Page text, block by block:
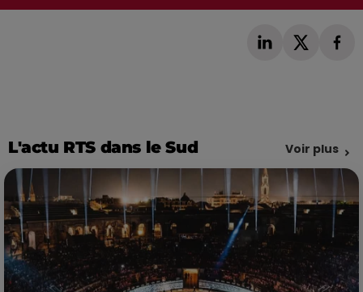
L'actu RTS dans le Sud Voir plus